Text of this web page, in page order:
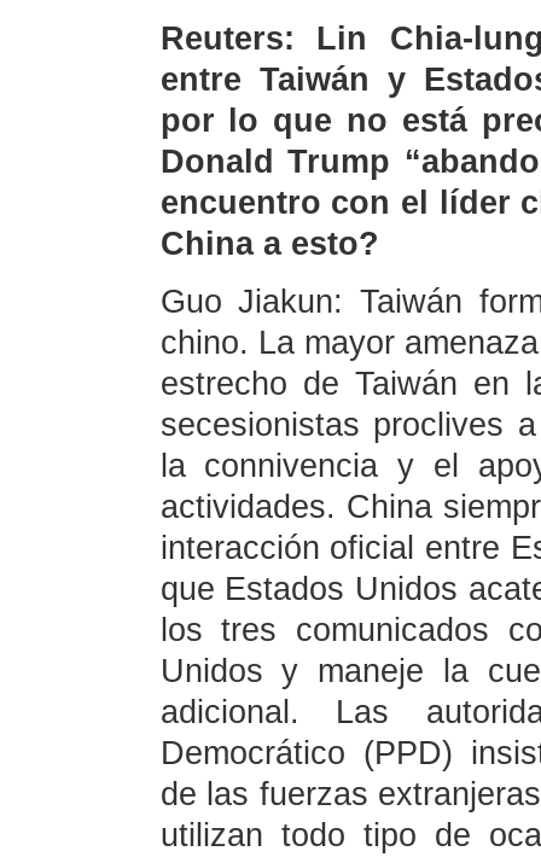
Reuters: Lin Chia-
entre Taiwán y
por lo que no está
Donald Trump
encuentro con el líder
China a esto?
Guo Jiakun: Taiwán
chino. La mayor
estrecho de Taiwán en
secesionistas proclives
la connivencia y el
actividades. China
interacción oficial entre
que Estados Unidos
los tres comunicados
Unidos y maneje la
adicional. Las
Democrático (PPD)
de las fuerzas
utilizan todo tipo de